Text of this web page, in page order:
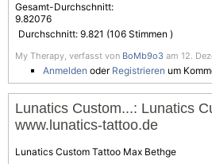
Gesamt-Durchschnitt:
9.82076
Durchschnitt: 9.821 (106 Stimmen )
My Therapy, verfasst von BoMb9o3 am 12.
Anmelden oder Registrieren um
Lunatics Custom...: Lunatics
www.lunatics-tattoo.de
Lunatics Custom Tattoo Max Bethge